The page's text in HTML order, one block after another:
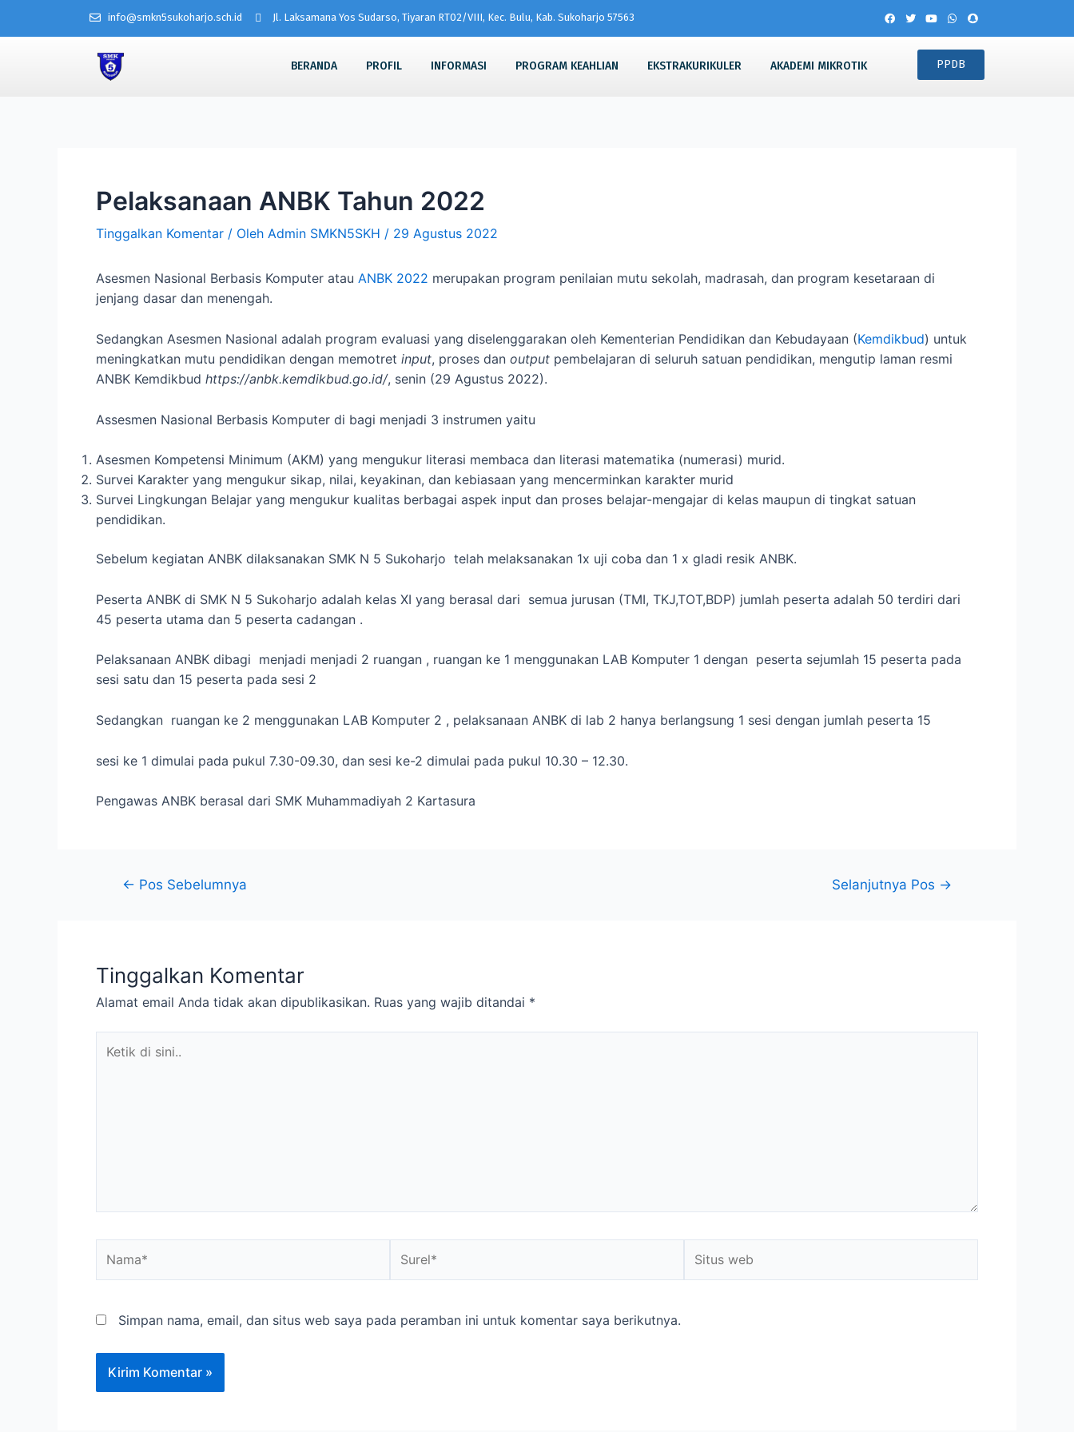
info@smkn5sukoharjo.sch.id Jl. Laksamana Yos Sudarso, Tiyaran RT02/VIII, Kec. Bulu, Kab. Sukoharjo 57563
BERANDA PROFIL INFORMASI PROGRAM KEAHLIAN EKSTRAKURIKULER AKADEMI MIKROTIK PPDB
Pelaksanaan ANBK Tahun 2022
Tinggalkan Komentar / Oleh Admin SMKN5SKH / 29 Agustus 2022
Asesmen Nasional Berbasis Komputer atau ANBK 2022 merupakan program penilaian mutu sekolah, madrasah, dan program kesetaraan di
jenjang dasar dan menengah.
Sedangkan Asesmen Nasional adalah program evaluasi yang diselenggarakan oleh Kementerian Pendidikan dan Kebudayaan (Kemdikbud) untuk
meningkatkan mutu pendidikan dengan memotret input, proses dan output pembelajaran di seluruh satuan pendidikan, mengutip laman resmi
ANBK Kemdikbud https://anbk.kemdikbud.go.id/, senin (29 Agustus 2022).
Assesmen Nasional Berbasis Komputer di bagi menjadi 3 instrumen yaitu
Asesmen Kompetensi Minimum (AKM) yang mengukur literasi membaca dan literasi matematika (numerasi) murid.
Survei Karakter yang mengukur sikap, nilai, keyakinan, dan kebiasaan yang mencerminkan karakter murid
Survei Lingkungan Belajar yang mengukur kualitas berbagai aspek input dan proses belajar-mengajar di kelas maupun di tingkat satuan
pendidikan.
Sebelum kegiatan ANBK dilaksanakan SMK N 5 Sukoharjo telah melaksanakan 1x uji coba dan 1 x gladi resik ANBK.
Peserta ANBK di SMK N 5 Sukoharjo adalah kelas XI yang berasal dari semua jurusan (TMI, TKJ,TOT,BDP) jumlah peserta adalah 50 terdiri dari
45 peserta utama dan 5 peserta cadangan .
Pelaksanaan ANBK dibagi menjadi menjadi 2 ruangan , ruangan ke 1 menggunakan LAB Komputer 1 dengan peserta sejumlah 15 peserta pada
sesi satu dan 15 peserta pada sesi 2
Sedangkan ruangan ke 2 menggunakan LAB Komputer 2 , pelaksanaan ANBK di lab 2 hanya berlangsung 1 sesi dengan jumlah peserta 15
sesi ke 1 dimulai pada pukul 7.30-09.30, dan sesi ke-2 dimulai pada pukul 10.30 – 12.30.
Pengawas ANBK berasal dari SMK Muhammadiyah 2 Kartasura
← Pos Sebelumnya Selanjutnya Pos →
Tinggalkan Komentar
Alamat email Anda tidak akan dipublikasikan. Ruas yang wajib ditandai *
Simpan nama, email, dan situs web saya pada peramban ini untuk komentar saya berikutnya.